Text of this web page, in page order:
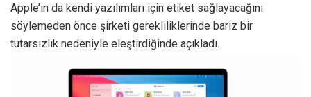
Apple’ın da kendi yazılımları için etiket sağlayacağını
söylemeden önce şirketi gerekliliklerinde bariz bir
tutarsızlık nedeniyle eleştirdiğinde açıkladı.